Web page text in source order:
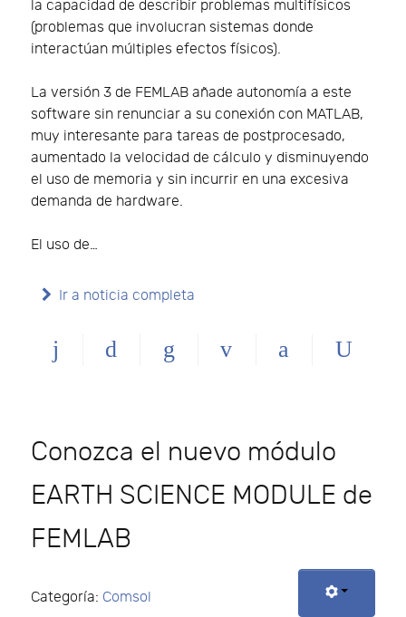
la capacidad de describir problemas multifísicos
(problemas que involucran sistemas donde
interactúan múltiples efectos físicos).
La versión 3 de FEMLAB añade autonomía a este
software sin renunciar a su conexión con MATLAB,
muy interesante para tareas de postprocesado,
aumentado la velocidad de cálculo y disminuyendo
el uso de memoria y sin incurrir en una excesiva
demanda de hardware.
El uso de…
Ir a noticia completa
Conozca el nuevo módulo
EARTH SCIENCE MODULE de
FEMLAB
Categoría: Comsol